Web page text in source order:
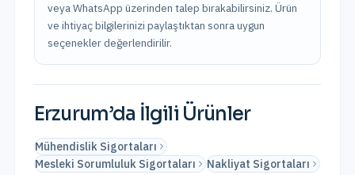
veya WhatsApp üzerinden talep bırakabilirsiniz. Ürün
ve ihtiyaç bilgilerinizi paylaştıktan sonra uygun
seçenekler değerlendirilir.
Erzurum’da İlgili Ürünler
Mühendislik Sigortaları
Mesleki Sorumluluk Sigortaları
Nakliyat Sigortaları